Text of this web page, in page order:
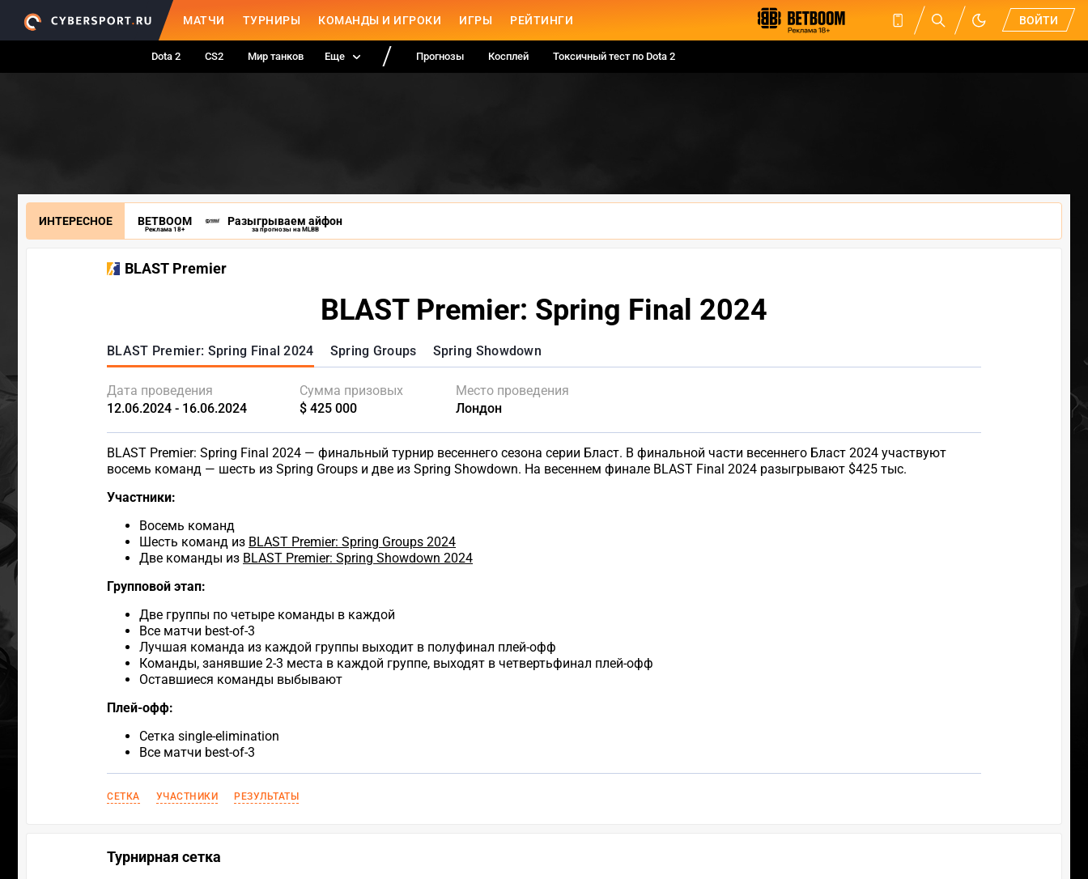
МАТЧИ ТУРНИРЫ КОМАНДЫ И ИГРОКИ ИГРЫ РЕЙТИНГИ ВОЙТИ
Dota 2 CS2 Мир танков Еще Прогнозы Косплей Токсичный тест по Dota 2
ИНТЕРЕСНОЕ BETBOOM
Реклама 18+
Разыгрываем айфон
за прогнозы на MLBB
BLAST Premier
BLAST Premier: Spring Final 2024
BLAST Premier: Spring Final 2024 Spring Groups Spring Showdown
Дата проведения
12.06.2024 - 16.06.2024
Сумма призовых
$ 425 000
Место проведения
Лондон
BLAST Premier: Spring Final 2024 — финальный турнир весеннего сезона серии Бласт. В финальной части весеннего Бласт 2024 участвуют
восемь команд — шесть из Spring Groups и две из Spring Showdown. На весеннем финале BLAST Final 2024 разыгрывают $425 тыс.
Участники:
Восемь команд
Шесть команд из BLAST Premier: Spring Groups 2024
Две команды из BLAST Premier: Spring Showdown 2024
Групповой этап:
Две группы по четыре команды в каждой
Все матчи best-of-3
Лучшая команда из каждой группы выходит в полуфинал плей-офф
Команды, занявшие 2-3 места в каждой группе, выходят в четвертьфинал плей-офф
Оставшиеся команды выбывают
Плей-офф:
Сетка single-elimination
Все матчи best-of-3
СЕТКА УЧАСТНИКИ РЕЗУЛЬТАТЫ
Турнирная сетка